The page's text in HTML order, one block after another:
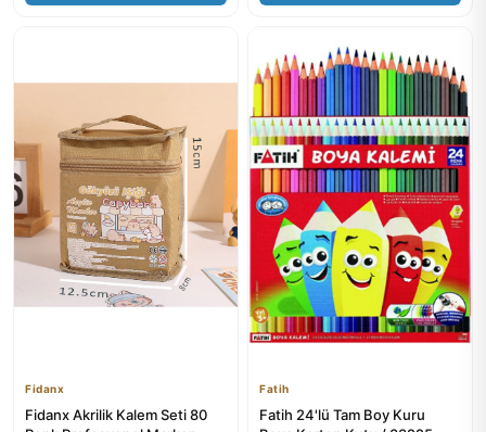
Fidanx
Fidanx Akrilik Kalem Seti 80
Fatih
Fatih 24'lü Tam Boy Kuru